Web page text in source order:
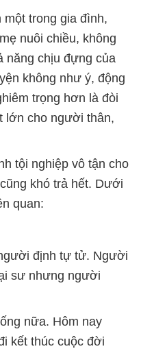
trong gia đình,
nuôi chiều, không
năng chịu đựng của
không như ý, động
trọng hơn là đòi
lớn cho người thân,
tội nghiệp vô tận cho
khó trả hết. Dưới
quan:
định tự tử. Người
sư nhưng người
nữa. Hôm nay
kết thúc cuộc đời